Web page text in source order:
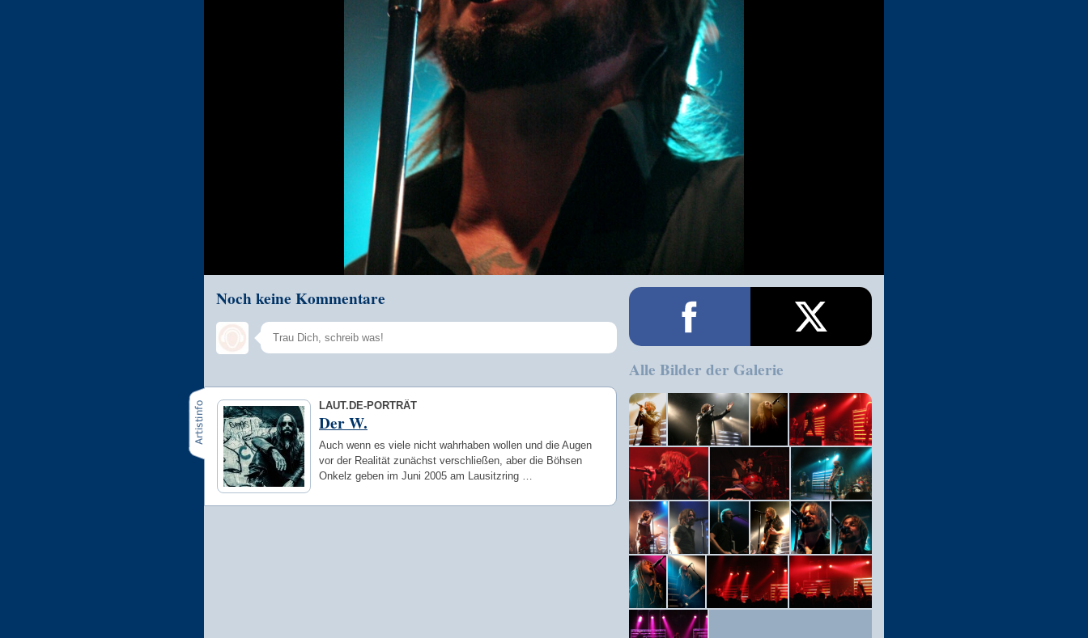
Noch keine Kommentare
LAUT.DE-PORTRÄT
Der W.
Auch wenn es viele nicht wahrhaben wollen und die Augen
vor der Realität zunächst verschließen, aber die Böhsen
Onkelz geben im Juni 2005 am Lausitzring …
Alle Bilder der Galerie